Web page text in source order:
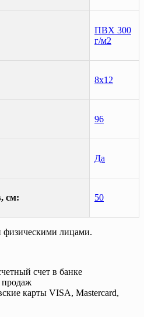
ПВХ 300
г/м2
8х12
96
Да
см: 50
физическими лицами.
счет в банке
карты VISA, Mastercard,